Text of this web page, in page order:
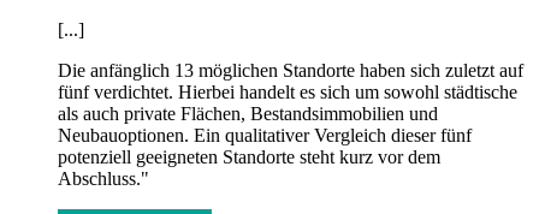
[...]
Die anfänglich 13 möglichen Standorte haben sich zuletzt auf
fünf verdichtet. Hierbei handelt es sich um sowohl städtische
als auch private Flächen, Bestandsimmobilien und
Neubauoptionen. Ein qualitativer Vergleich dieser fünf
potenziell geeigneten Standorte steht kurz vor dem
Abschluss."